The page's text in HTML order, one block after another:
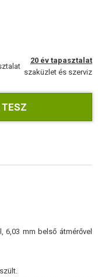
20 év tapasztalat
szaküzlet és szerviz
6,03 mm belső átmérővel